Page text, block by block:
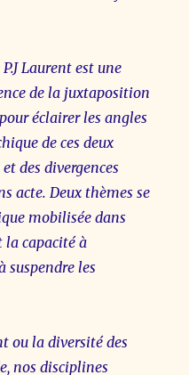
Laurent est une
de la juxtaposition
éclairer les angles
de ces deux
des divergences
acte. Deux thèmes se
mobilisée dans
la capacité à
suspendre les
ou la diversité des
nos disciplines